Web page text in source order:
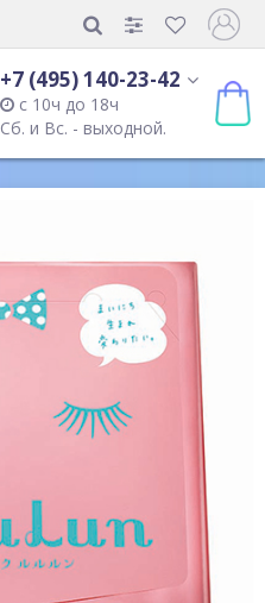
+7 (495) 140-23-42
с 10ч до 18ч
Сб. и Вс. - выходной.